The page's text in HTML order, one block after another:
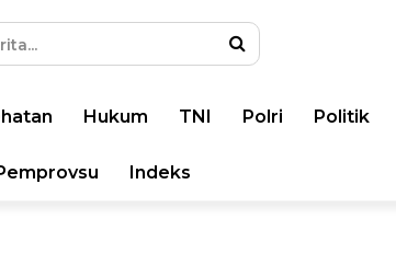
Hukum TNI Polri Politik
Indeks